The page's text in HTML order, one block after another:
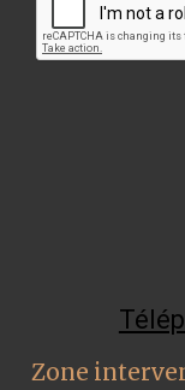
Zone